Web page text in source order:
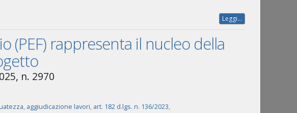
Leggi...
(PEF) rappresenta il nucleo della
n. 2970
, aggiudicazione lavori, art. 182 d.lgs. n. 136/2023,